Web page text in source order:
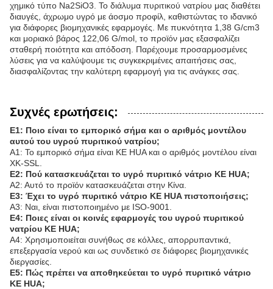
χημικό τύπο Na2SiO3. Το διάλυμα πυριτικού νατρίου μας διαθέτει
διαυγές, άχρωμο υγρό με άοσμο προφίλ, καθιστώντας το ιδανικό
για διάφορες βιομηχανικές εφαρμογές. Με πυκνότητα 1,38 G/cm3
και μοριακό βάρος 122,06 G/mol, το προϊόν μας εξασφαλίζει
σταθερή ποιότητα και απόδοση. Παρέχουμε προσαρμοσμένες
λύσεις για να καλύψουμε τις συγκεκριμένες απαιτήσεις σας,
διασφαλίζοντας την καλύτερη εφαρμογή για τις ανάγκες σας.
Συχνές ερωτήσεις:
Ε1: Ποιο είναι το εμπορικό σήμα και ο αριθμός μοντέλου
αυτού του υγρού πυριτικού νατρίου;
Α1: Το εμπορικό σήμα είναι KE HUA και ο αριθμός μοντέλου είναι
XK-SSL.
Ε2: Πού κατασκευάζεται το υγρό πυριτικό νάτριο KE HUA;
Α2: Αυτό το προϊόν κατασκευάζεται στην Κίνα.
Ε3: Έχει το υγρό πυριτικό νάτριο KE HUA πιστοποιήσεις;
Α3: Ναι, είναι πιστοποιημένο με ISO-9001.
Ε4: Ποιες είναι οι κοινές εφαρμογές του υγρού πυριτικού
νατρίου KE HUA;
Α4: Χρησιμοποιείται συνήθως σε κόλλες, απορρυπαντικά,
επεξεργασία νερού και ως συνδετικό σε διάφορες βιομηχανικές
διεργασίες.
Ε5: Πώς πρέπει να αποθηκεύεται το υγρό πυριτικό νάτριο
KE HUA;